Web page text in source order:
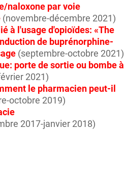
naloxone par voie
(novembre-décembre 2021)
à l'usage d'opioïdes: «The
de buprénorphine-
(septembre-octobre 2021)
porte de sortie ou bombe à
2021)
le pharmacien peut-il
octobre 2019)
2017-janvier 2018)